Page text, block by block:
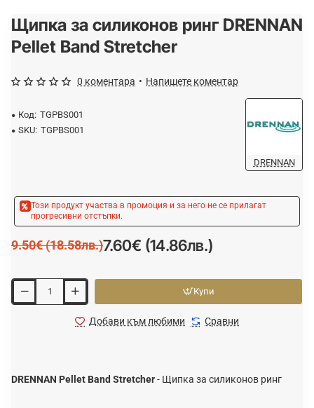
-20%
Щипка за силиконов ринг DRENNAN
Pellet Band Stretcher
Код: TGPBS001
SKU: TGPBS001
DRENNAN
0 коментара • Напишете коментар
Този продукт участва в промоция и за него не се прилагат
прогресивни отстъпки.
7.60€ (14.86лв.)
9.50€ (18.58лв.)
Купи
Добави към любими Сравни
DRENNAN Pellet Band Stretcher- Щипка за силиконов ринг